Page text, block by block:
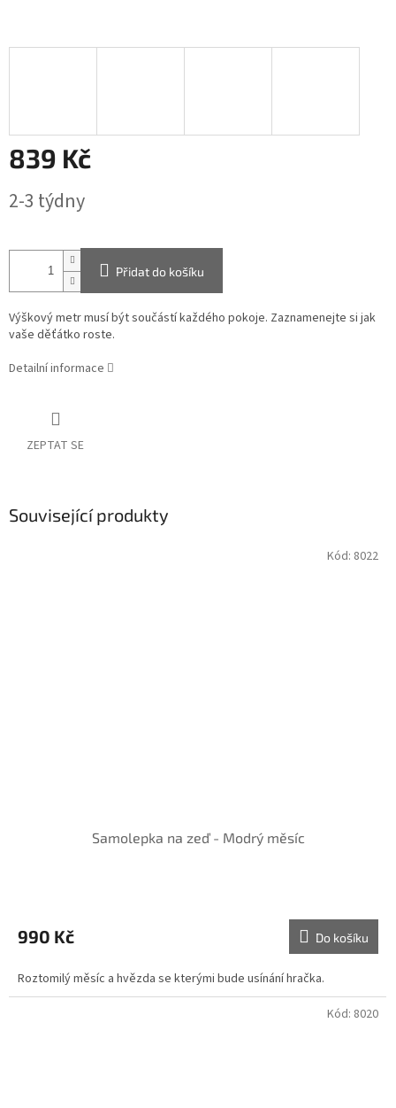
839 Kč
cena:
2-3 týdny
Přidat do košíku
Výškový metr musí být součástí každého pokoje. Zaznamenejte si jak
vaše děťátko roste.
Detailní informace
ZEPTAT SE
Související produkty
Samolepka na zeď - Modrý měsíc
990 Kč Do košíku
Roztomilý měsíc a hvězda se kterými bude usínání hračka.
Kód: 8022
Kód: 8020